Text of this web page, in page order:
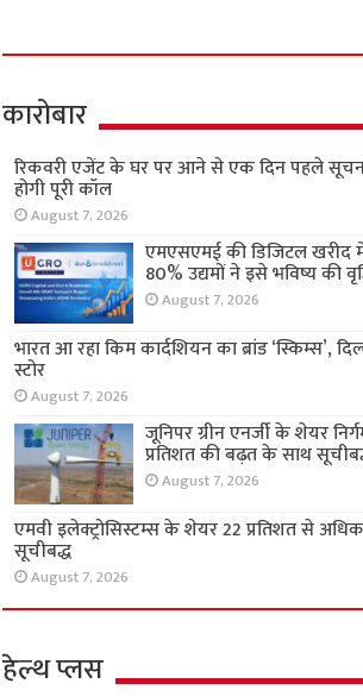
कारोबार
रिकवरी एजेंट के घर पर आने से एक दिन पहले
होगी पूरी कॉल
August 7, 2026
एमएसएमई की डिजिटल खरीद
80% उद्यमों ने इसे भविष्य की
August 7, 2026
भारत आ रहा किम कार्दशियन का ब्रांड ‘स्किम्स’,
स्टोर
August 7, 2026
जूनिपर ग्रीन एनर्जी के शेयर
प्रतिशत की बढ़त के साथ
August 7, 2026
एमवी इलेक्ट्रोसिस्टम्स के शेयर 22 प्रतिशत से
सूचीबद्ध
August 7, 2026
हेल्थ प्लस